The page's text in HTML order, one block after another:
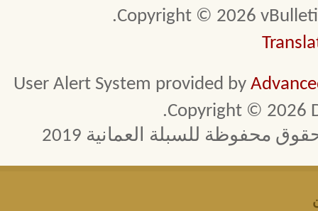
Copyright © 2026
User Alert System provided by
Copyright © 2026
محفوظة للسبلة العمانية 2019